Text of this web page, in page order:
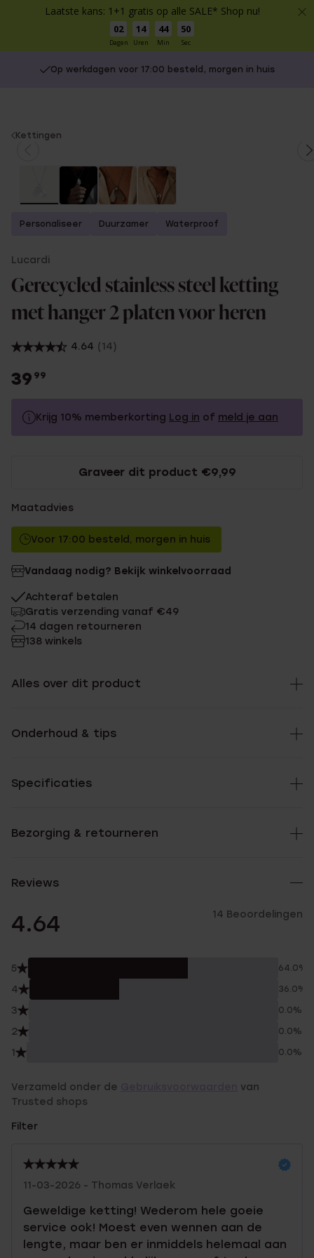
Laatste kans: 1+1 gratis op alle SALE* Shop nu!
02
Dagen
14
Uren
44
Min
49
Sec
Op werkdagen voor 17:00 besteld, morgen in huis
You
Kettingen
Personaliseer Duurzamer Waterproof
Lucardi
Gerecycled stainless steel ketting
met hanger 2 platen voor heren
4.64 (14)
39 99
Krijg 10% memberkorting Log in of meld je aan
Met memberkortingGraveer dit product €9,99
Maatadvies
Voor 17:00 besteld, morgen in huis
Vandaag nodig? Bekijk winkelvoorraad
Achteraf betalen
Gratis verzending vanaf €49
14 dagen retourneren
138 winkels
Alles over dit product
Onderhoud & tips
Specificaties
Bezorging & retourneren
Reviews
4.64 14 Beoordelingen
5 64.0%
4 36.0%
3 0.0%
2 0.0%
1 0.0%
Verzameld onder de
van
Trusted shops
Filter
11-03-2026 - Thomas Verlaek
Geweldige ketting! Wederom hele goeie
service ook! Moest even wennen aan de
lengte, maar ben er inmiddels helemaal aan